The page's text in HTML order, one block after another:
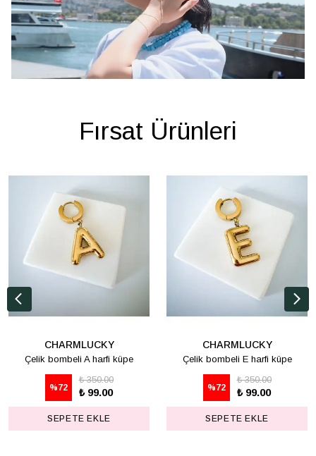
Fırsat Ürünleri
CHARMLUCKY
Çelik bombeli A harfi küpe
%72
₺ 350.00
₺ 99.00
SEPETE EKLE
CHARMLUCKY
Çelik bombeli E harfi küpe
%72
₺ 350.00
₺ 99.00
SEPETE EKLE